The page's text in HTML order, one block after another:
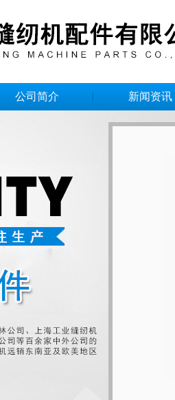
公司简介 新闻资讯